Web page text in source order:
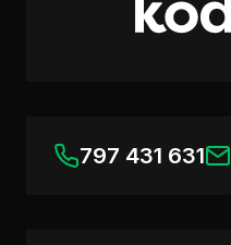
797 431 631